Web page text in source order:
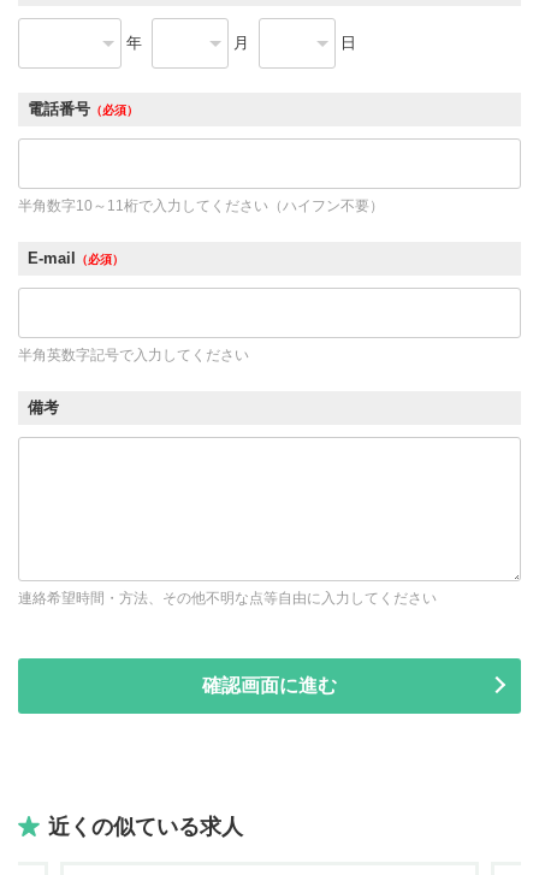
年 月 日
電話番号 （必須）
半角数字10～11桁で入力してください（ハイフン不要）
E-mail （必須）
半角英数字記号で入力してください
備考
連絡希望時間・方法、その他不明な点等自由に入力してください
近くの似ている求人